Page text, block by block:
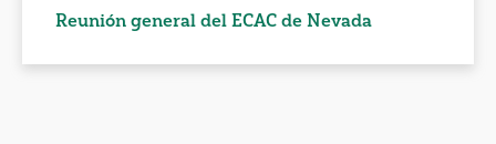
Reunión general del ECAC de Nevada